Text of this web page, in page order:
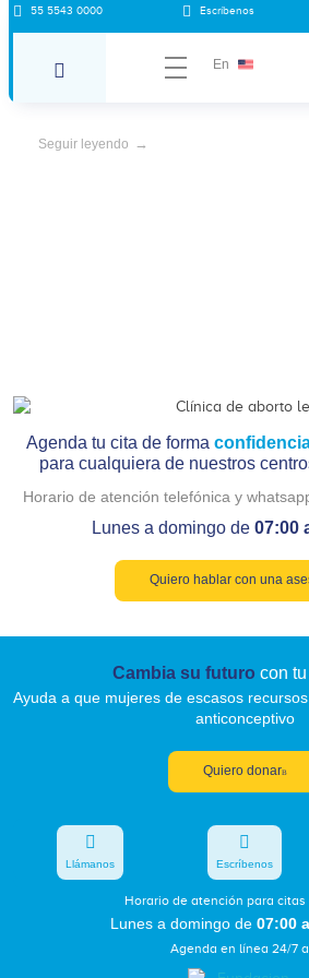
55 5543 0000 Escríbenos
En
Feminismo y machismo
Seguir leyendo
Agenda tu cita de forma
para cualquiera de nuestros
Horario de atención telefónica y
Lunes a domingo de 07:00
Quiero hablar con una
Cambia su futuro con
Ayuda a que mujeres de escasos
anticonceptivo
Quiero donar
Horario de atención para citas
Lunes a domingo de 07:00
Agenda en línea 24/7
Llámanos Escríbenos